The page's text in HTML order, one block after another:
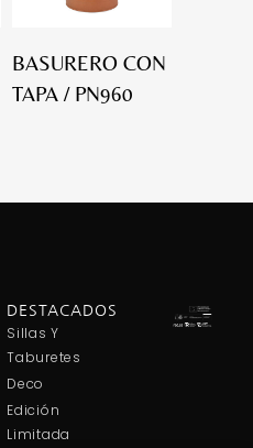
BASURERO CON
TAPA / PN960
DESTACADOS
Sillas Y
Taburetes
Deco
Edición
Limitada